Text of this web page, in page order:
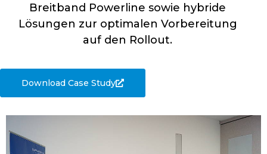
Breitband Powerline sowie hybride
Lösungen zur optimalen Vorbereitung
auf den Rollout.
Download Case Study